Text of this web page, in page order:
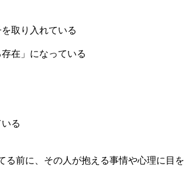
取り入れている
在」になっている
る
る前に、その人が抱える事情や心理に目を